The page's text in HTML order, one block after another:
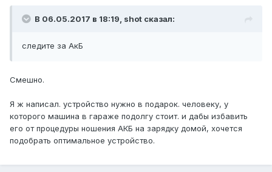
В 06.05.2017 в 18:19, shot сказал:
следите за АкБ
Смешно.
Я ж написал. устройство нужно в подарок. человеку, у
которого машина в гараже подолгу стоит. и дабы избавить
его от процедуры ношения АКБ на зарядку домой, хочется
подобрать оптимальное устройство.